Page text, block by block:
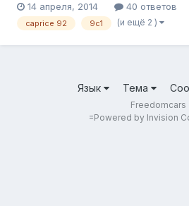
кузовне сохранился очень даже
соклубники могут подтвердить. Чего
14 апреля, 2014 40 ответов
caprice 92 9c1 (и ещё 2 )
Язык Тема
Freedomcars
=Powered by Invision